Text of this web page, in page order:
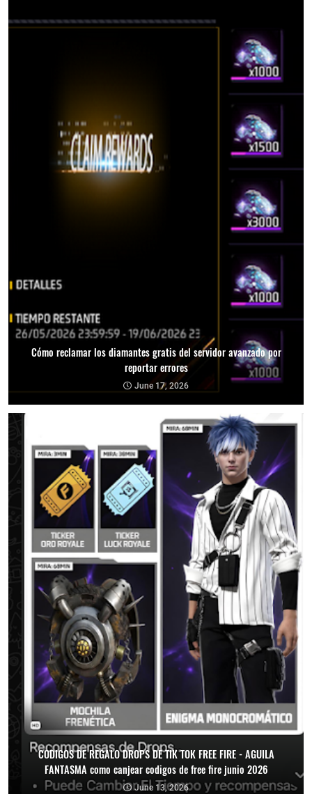
Cómo reclamar los diamantes gratis del servidor avanzado por
reportar errores
June 17, 2026
CODIGOS DE REGALO DROPS DE TIK TOK FREE FIRE - AGUILA
FANTASMA como canjear codigos de free fire junio 2026
June 13, 2026